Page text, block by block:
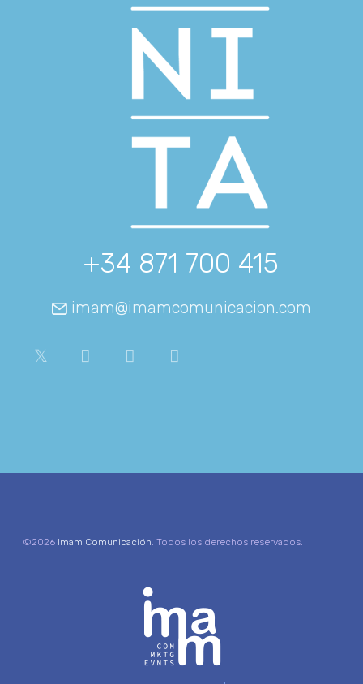
+34 871 700 415
imam@imamcomunicacion.com
©2026 Imam Comunicación . Todos los derechos reservados.